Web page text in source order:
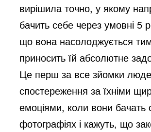
вирішила точно, у якому
бачить себе через умовні 5
що вона насолоджується
приносить їй абсолютне
Це перш за все зйомки
спостереження за їхніми
емоціями, коли вони бачать
фотографіях і кажуть, що